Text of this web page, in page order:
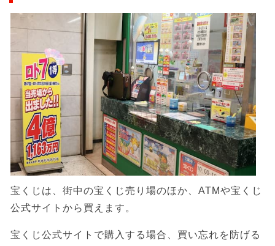
宝くじは、街中の宝くじ売り場のほか、ATMや宝くじ
公式サイトから買えます。
宝くじ公式サイトで購入する場合、買い忘れを防げる